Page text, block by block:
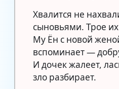
Хвалится не
сыновьями. Трое
Му Ён с новой
вспоминает —
И дочек жалеет,
зло разбирает.